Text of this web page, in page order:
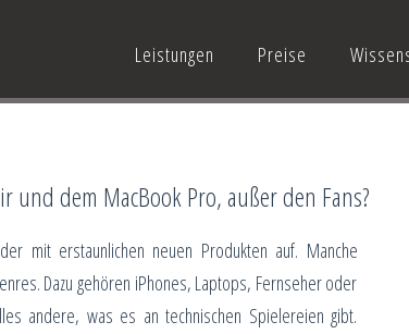
Leistungen Preise
und dem MacBook Pro, außer den Fans?
mit erstaunlichen neuen Produkten auf. Manche
Dazu gehören iPhones, Laptops, Fernseher oder
andere, was es an technischen Spielereien gibt.